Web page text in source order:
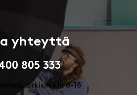
yhteyttä
805 333
arkisin klo 8-18